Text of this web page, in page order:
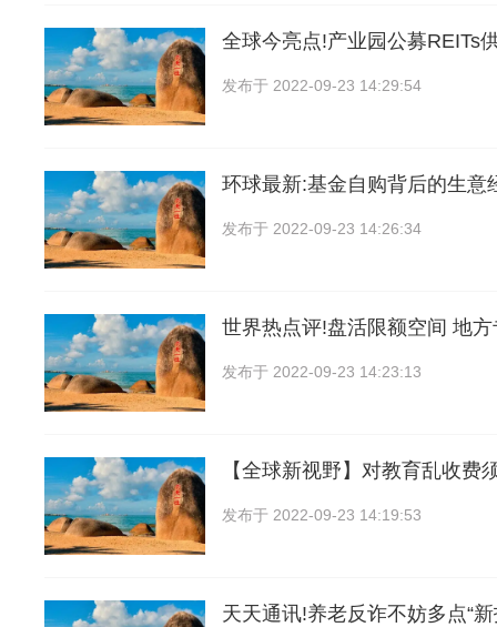
全球今亮点!产业园公募REITs
发布于 2022-09-23 14:29:54
环球最新:基金自购背后的生意
发布于 2022-09-23 14:26:34
世界热点评!盘活限额空间 地
发布于 2022-09-23 14:23:13
【全球新视野】对教育乱收费
发布于 2022-09-23 14:19:53
天天通讯!养老反诈不妨多点“新